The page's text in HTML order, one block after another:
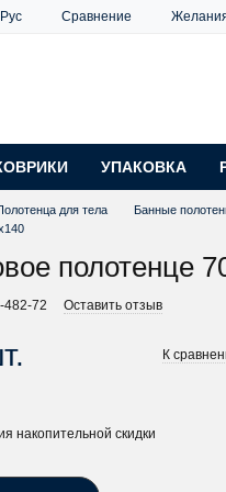
Рус Сравнение
УПАКОВКА
для тела
Банные
полотенце
482-72 Оставить отзыв
К
накопительной скидки